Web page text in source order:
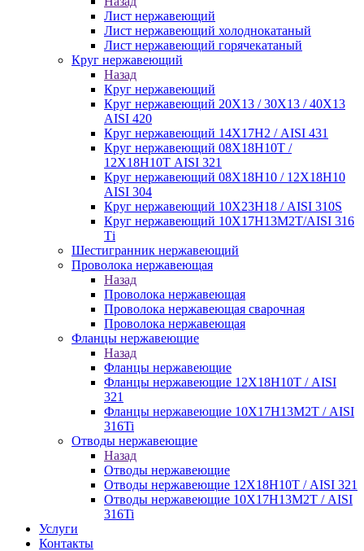
Лист нержавеющий
Лист нержавеющий холоднокатаный
Лист нержавеющий горячекатаный
Круг нержавеющий
Назад
Круг нержавеющий
Круг нержавеющий 20Х13 / 30Х13 / 40Х13
AISI 420
Круг нержавеющий 14Х17Н2 / AISI 431
Круг нержавеющий 08Х18Н10Т /
12Х18Н10Т AISI 321
Круг нержавеющий 08Х18Н10 / 12Х18Н10
AISI 304
Круг нержавеющий 10Х23Н18 / AISI 310S
Круг нержавеющий 10Х17Н13М2Т/AISI 316
Тi
Шестигранник нержавеющий
Проволока нержавеющая
Назад
Проволока нержавеющая
Проволока нержавеющая сварочная
Проволока нержавеющая
Фланцы нержавеющие
Назад
Фланцы нержавеющие
Фланцы нержавеющие 12Х18Н10Т / AISI
321
Фланцы нержавеющие 10Х17Н13М2Т / AISI
316Ti
Отводы нержавеющие
Назад
Отводы нержавеющие
Отводы нержавеющие 12Х18Н10Т / AISI 321
Отводы нержавеющие 10Х17Н13М2Т / AISI
316Ti
Услуги
Контакты